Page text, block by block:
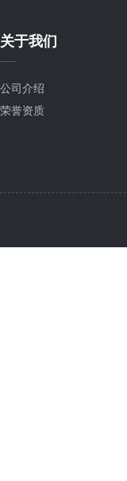
关于我们
公司介绍
荣誉资质